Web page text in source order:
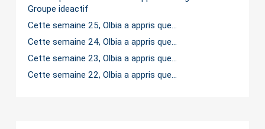
Groupe ideactif
Cette semaine 25, Olbia a appris que…
Cette semaine 24, Olbia a appris que…
Cette semaine 23, Olbia a appris que…
Cette semaine 22, Olbia a appris que…